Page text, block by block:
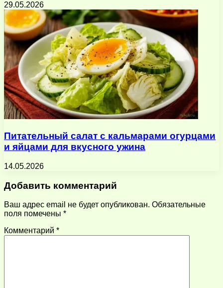
29.05.2026
Питательный салат с кальмарами огурцами
и яйцами для вкусного ужина
14.05.2026
Добавить комментарий
Ваш адрес email не будет опубликован. Обязательные
поля помечены *
Комментарий *